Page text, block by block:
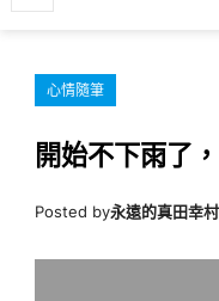
容
心情隨筆
開始不下雨了
Posted by永遠的真田幸村